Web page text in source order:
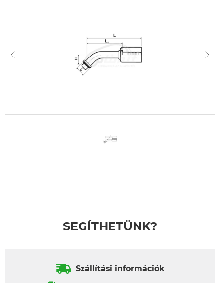
SEGÍTHETÜNK?
Szállítási információk